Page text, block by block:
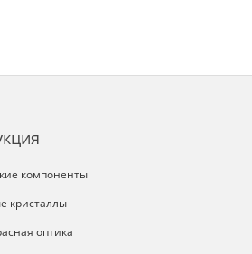
компоненты
кристаллы
оптика